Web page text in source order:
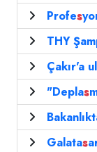
Profes
THY
Çakır'a
"Deplas
Galatas